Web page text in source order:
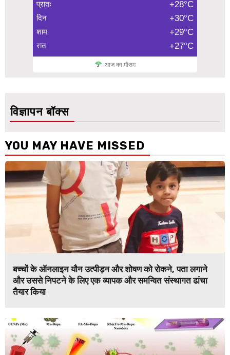
प्रातः +28°C
दिन +30°C
शाम +29°C
रात +27°C
आज का मौसम
विज्ञापन बॉक्स
YOU MAY HAVE MISSED
बच्चों के ऑनलाइन यौन उत्पीड़न और शोषण को रोकने, पता लगाने
और उससे निपटने के लिए एक व्यापक और समन्वित संस्थागत ढांचा
तैयार किया